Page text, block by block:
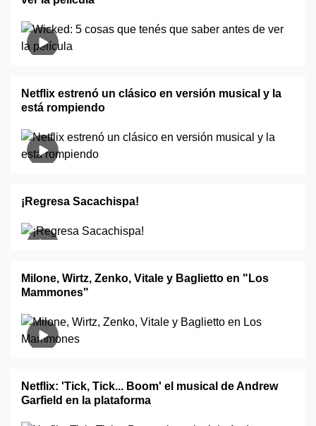
Netflix estrenó un clásico en versión musical y la
está rompiendo
¡Regresa Sacachispa!
Milone, Wirtz, Zenko, Vitale y Baglietto en "Los
Mammones"
Netflix: 'Tick, Tick... Boom' el musical de Andrew
Garfield en la plataforma